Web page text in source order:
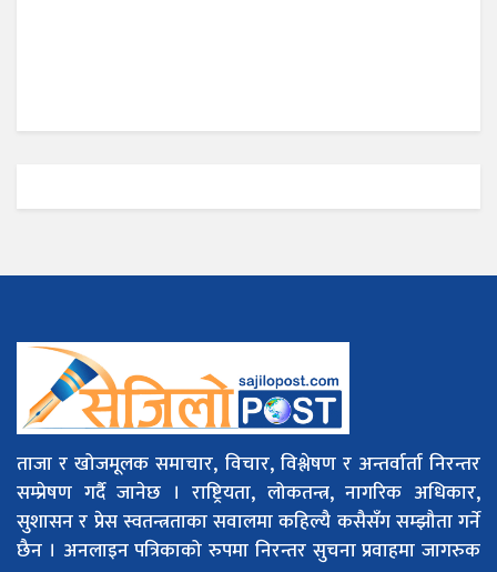
ताजा र खोजमूलक समाचार, विचार, विश्लेषण र अन्तर्वार्ता निरन्तर
सम्प्रेषण गर्दै जानेछ । राष्ट्रियता, लोकतन्त्र, नागरिक अधिकार,
सुशासन र प्रेस स्वतन्त्रताका सवालमा कहिल्यै कसैसँग सम्झौता गर्ने
छैन । अनलाइन पत्रिकाको रुपमा निरन्तर सुचना प्रवाहमा जागरुक